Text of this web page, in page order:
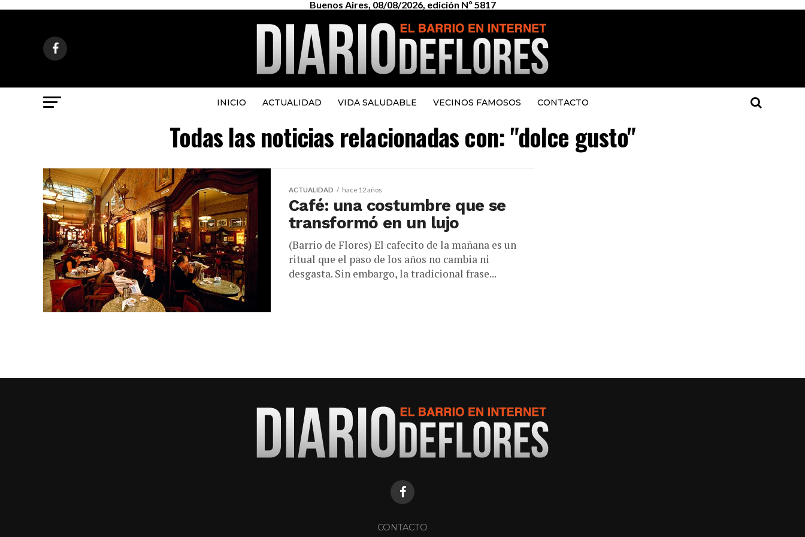
Buenos Aires, 08/08/2026, edición Nº 5817
INICIO ACTUALIDAD VIDA SALUDABLE VECINOS FAMOSOS CONTACTO
Todas las noticias relacionadas con: "dolce gusto"
ACTUALIDAD hace 12 años
Café: una costumbre que se
transformó en un lujo
(Barrio de Flores) El cafecito de la mañana es un
ritual que el paso de los años no cambia ni
desgasta. Sin embargo, la tradicional frase...
CONTACTO